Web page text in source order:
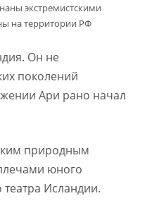
экстремистскими
на территории РФ
Он не
поколений
Ари рано начал
природным
юного
Исландии.